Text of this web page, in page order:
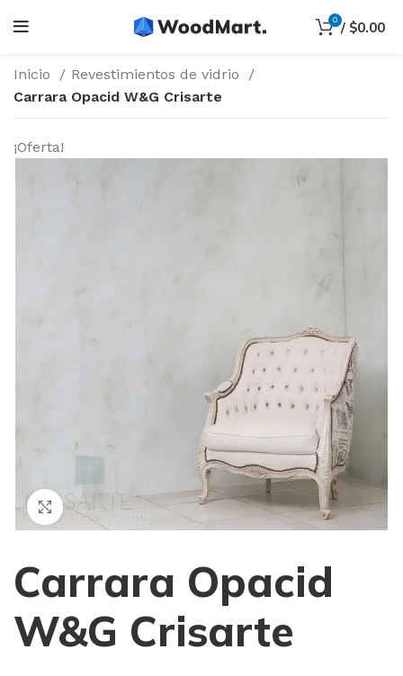
0 / $0.00
Inicio
Revestimientos de vidrio
Carrara Opacid W&G Crisarte
¡Oferta!
Haga Click para agrandar
Carrara Opacid
W&G Crisarte